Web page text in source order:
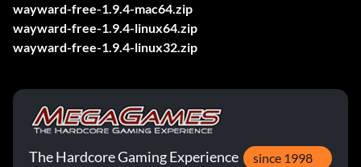
wayward-free-1.9.4-mac64.zip
wayward-free-1.9.4-linux64.zip
wayward-free-1.9.4-linux32.zip
The Hardcore Gaming Experience since 1998